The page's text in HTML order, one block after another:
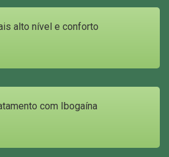
alto nível e conforto
com Ibogaína